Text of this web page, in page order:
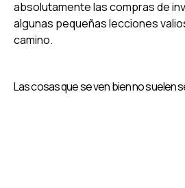
absolutamente las compras de
algunas pequeñas lecciones
camino.
Las cosas que se ven bien no suelen